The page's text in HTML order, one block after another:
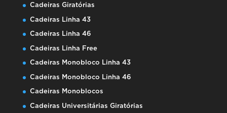
Cadeiras Giratórias
Cadeiras Linha 43
Cadeiras Linha 46
Cadeiras Linha Free
Cadeiras Monobloco Linha 43
Cadeiras Monobloco Linha 46
Cadeiras Monoblocos
Cadeiras Universitárias Giratórias